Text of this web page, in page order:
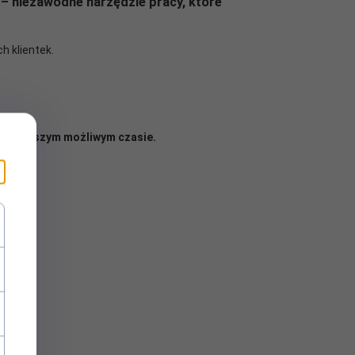
klientek.
możliwym czasie.